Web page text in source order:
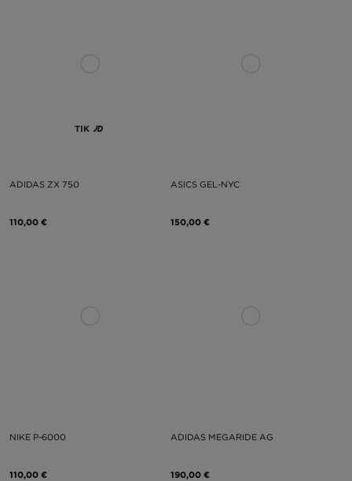
TIK
ADIDAS ZX 750
110,00 €
ASICS GEL-NYC
150,00 €
NIKE P-6000
110,00 €
ADIDAS MEGARIDE AG
190,00 €